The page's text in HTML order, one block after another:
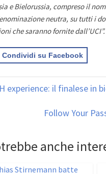
e Bielorussia, compreso il
neutra, su tutti i
che saranno fornite dall’UCI”.
Condividi su Facebook
experience: il finalese in
Follow Your
anche